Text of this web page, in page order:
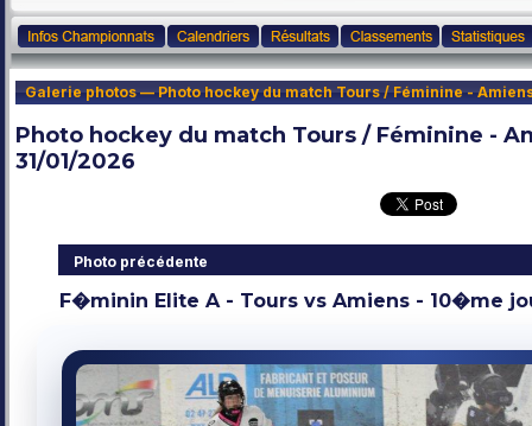
Galerie photos — Photo hockey du match Tours / Féminine -
Photo hockey du match Tours / Féminine -
31/01/2026
Photo précédente
F�minin Elite A - Tours vs Amiens - 10�me